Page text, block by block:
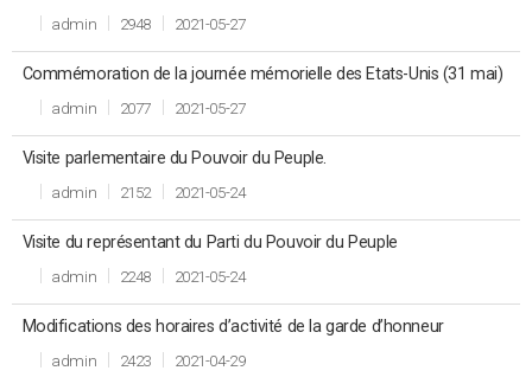
admin
2948 2021-05-27
Commémoration de la journée mémorielle des Etats-Unis (31 mai)
admin
2077 2021-05-27
Visite parlementaire du Pouvoir du Peuple.
admin
2152 2021-05-24
Visite du représentant du Parti du Pouvoir du Peuple
admin
2248 2021-05-24
Modifications des horaires d’activité de la garde d’honneur
admin
2423 2021-04-29